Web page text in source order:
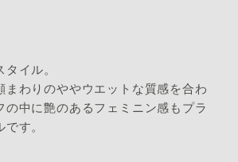
イル。
まわりのややウエットな質感を合わ
の中に艶のあるフェミニン感もプラ
す。